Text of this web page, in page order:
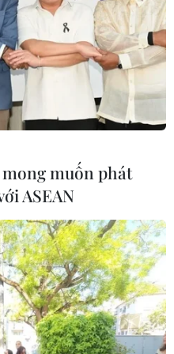
tiếp Tư
sân
tái chế
năm
mong muốn phát
ASEAN